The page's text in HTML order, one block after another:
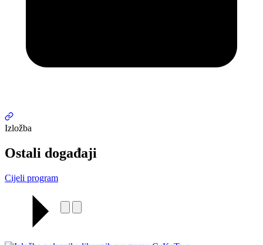
Izložba
Ostali događaji
Cijeli program